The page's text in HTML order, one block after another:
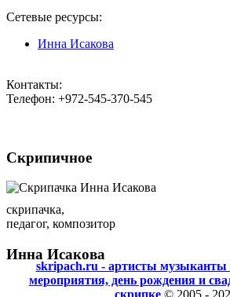
Сетевые ресурсы:
Инна Исакова
Контакты:
Телефон: +972-545-370-545
Скрипичное
скрипачка,
педагог, композитор
Инна Исакова
skripach.ru - артисты музыканты
мероприятия, день рождения и
скрипке © 2005 -